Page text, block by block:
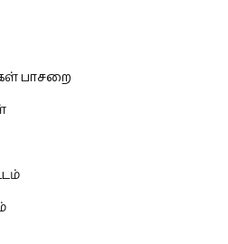
பாசறை